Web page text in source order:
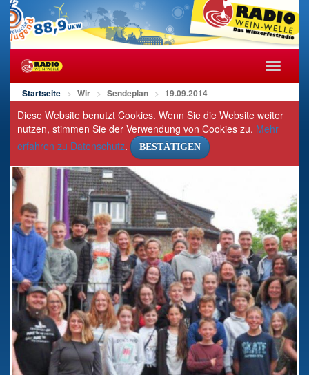
öffnen/
Startseite Wir Sendeplan 19.09.2014
Diese Website benutzt Cookies. Wenn Sie die Website weiter
nutzen, stimmen Sie der Verwendung von Cookies zu. Mehr
erfahren zu Datenschutz. BESTÄTIGEN